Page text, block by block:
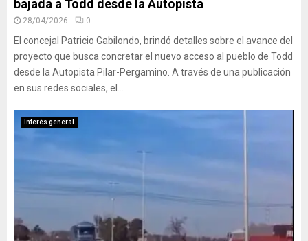
bajada a Todd desde la Autopista
28/04/2026 0
El concejal Patricio Gabilondo, brindó detalles sobre el avance del
proyecto que busca concretar el nuevo acceso al pueblo de Todd
desde la Autopista Pilar-Pergamino. A través de una publicación
en sus redes sociales, el...
Interés general